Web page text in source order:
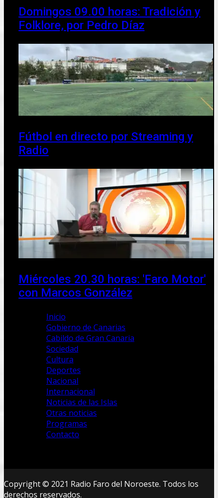
Domingos 09.00 horas: Tradición y
Folklore, por Pedro Díaz
Fútbol en directo por Streaming y
Radio
Miércoles 20.30 horas: 'Faro Motor'
con Marcos González
Inicio
Gobierno de Canarias
Cabildo de Gran Canaria
Sociedad
Cultura
Deportes
Nacional
Internacional
Noticias de las Islas
Otras noticias
Programas
Contacto
Copyright © 2021 Radio Faro del Noroeste. Todos los
derechos reservados.